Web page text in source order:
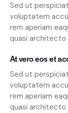
Sed ut
voluptatem
rem aperiam
quasi
At vero eos et
Sed ut
voluptatem
rem aperiam
quasi